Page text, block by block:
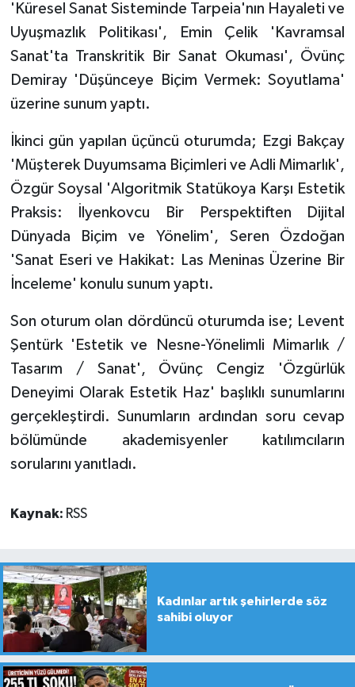
'Küresel Sanat Sisteminde Tarpeia'nın Hayaleti ve
Uyuşmazlık Politikası', Emin Çelik 'Kavramsal
Sanat'ta Transkritik Bir Sanat Okuması', Övünç
Demiray 'Düşünceye Biçim Vermek: Soyutlama'
üzerine sunum yaptı.
İkinci gün yapılan üçüncü oturumda; Ezgi Bakçay
'Müşterek Duyumsama Biçimleri ve Adli Mimarlık',
Özgür Soysal 'Algoritmik Statükoya Karşı Estetik
Praksis: İlyenkovcu Bir Perspektiften Dijital
Dünyada Biçim ve Yönelim', Seren Özdoğan
'Sanat Eseri ve Hakikat: Las Meninas Üzerine Bir
İnceleme' konulu sunum yaptı.
Son oturum olan dördüncü oturumda ise; Levent
Şentürk 'Estetik ve Nesne-Yönelimli Mimarlık /
Tasarım / Sanat', Övünç Cengiz 'Özgürlük
Deneyimi Olarak Estetik Haz' başlıklı sunumlarını
gerçekleştirdi. Sunumların ardından soru cevap
bölümünde akademisyenler katılımcıların
sorularını yanıtladı.
Kaynak: RSS
Kadınlar artık şehirlerde söz
sahibi oluyor